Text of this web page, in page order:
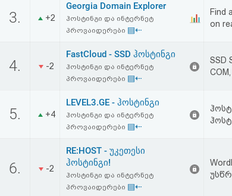
რეგისტრაცია
აღდგენა
კოდი
სალიცენზიო
შეთანხმება
3. +2
Georgia Domain Explorer
ჰოსტინგი და ინტერნეტ
პროვაიდერები ▤⇠
Find
on
4. -2
FastCloud - SSD ჰოსტინგი
ჰოსტინგი და ინტერნეტ
პროვაიდერები ▤⇠
SSD
5. +4
LEVEL3.GE - ჰოსტინგი
ჰოსტინგი და ინტერნეტ
პროვაიდერები ▤⇠
6. -2
RE:HOST - უკეთესი
ჰოსტინგი!
ჰოსტინგი და ინტერნეტ
პროვაიდერები ▤⇠